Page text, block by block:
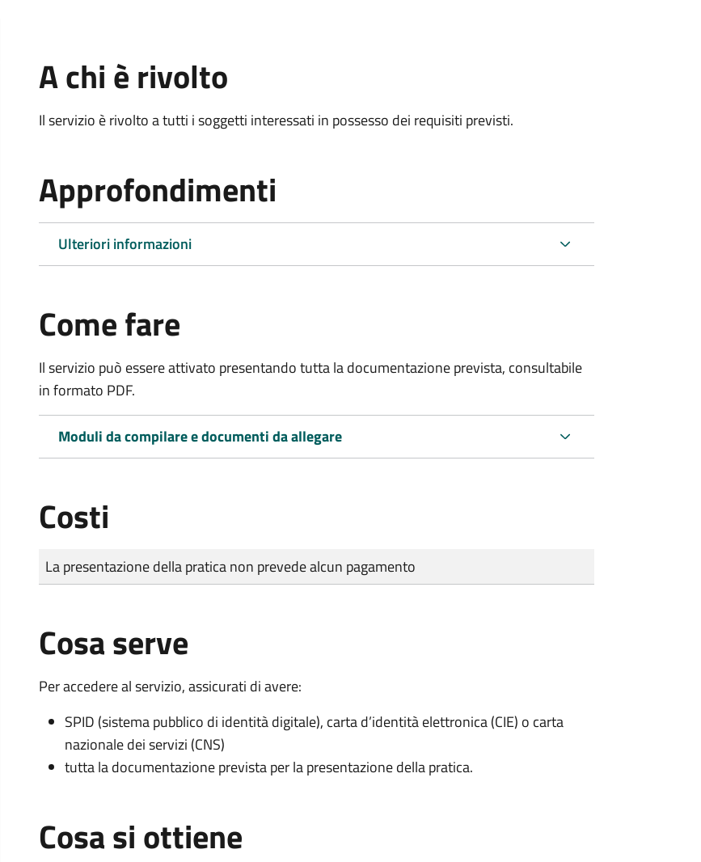
A chi è rivolto
Il servizio è rivolto a tutti i soggetti interessati in possesso dei requisiti previsti.
Approfondimenti
Ulteriori informazioni
Come fare
Il servizio può essere attivato presentando tutta la documentazione prevista, consultabile
in formato PDF.
Moduli da compilare e documenti da allegare
Costi
Tipo di pagamento
Importo
La presentazione della pratica non prevede alcun pagamento
Cosa serve
Per accedere al servizio, assicurati di avere:
SPID (sistema pubblico di identità digitale), carta d’identità elettronica (CIE) o carta
nazionale dei servizi (CNS)
tutta la documentazione prevista per la presentazione della pratica.
Cosa si ottiene